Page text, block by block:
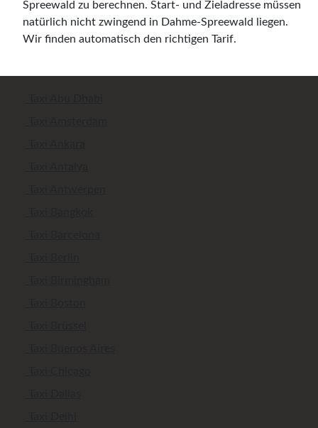
Spreewald zu berechnen. Start- und Zieladresse müssen
natürlich nicht zwingend in Dahme-Spreewald liegen.
Wir finden automatisch den richtigen Tarif.